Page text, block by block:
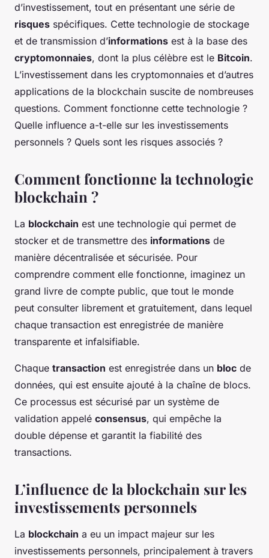
d’investissement, tout en présentant une série de
risques spécifiques. Cette technologie de stockage
et de transmission d’informations est à la base des
cryptomonnaies, dont la plus célèbre est le Bitcoin.
L’investissement dans les cryptomonnaies et d’autres
applications de la blockchain suscite de nombreuses
questions. Comment fonctionne cette technologie ?
Quelle influence a-t-elle sur les investissements
personnels ? Quels sont les risques associés ?
Comment fonctionne la technologie
blockchain ?
La blockchain est une technologie qui permet de
stocker et de transmettre des informations de
manière décentralisée et sécurisée. Pour
comprendre comment elle fonctionne, imaginez un
grand livre de compte public, que tout le monde
peut consulter librement et gratuitement, dans lequel
chaque transaction est enregistrée de manière
transparente et infalsifiable.
Chaque transaction est enregistrée dans un bloc de
données, qui est ensuite ajouté à la chaîne de blocs.
Ce processus est sécurisé par un système de
validation appelé consensus, qui empêche la
double dépense et garantit la fiabilité des
transactions.
L’influence de la blockchain sur les
investissements personnels
La blockchain a eu un impact majeur sur les
investissements personnels, principalement à travers